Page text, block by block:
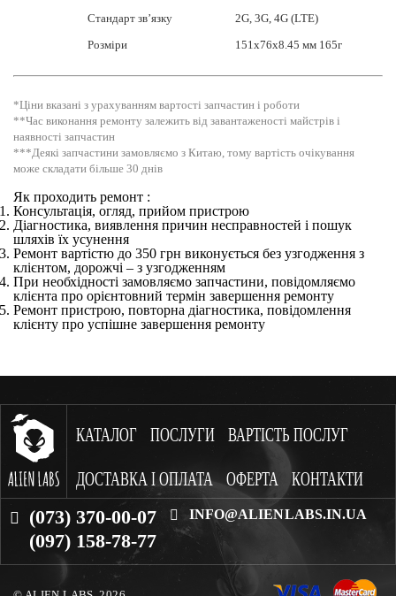
Стандарт зв’язку
Розміри
2G, 3G, 4G (LTE)
151x76x8.45 мм 165г
*Ціни вказані з урахуванням вартості запчастин і роботи
**Час виконання ремонту залежить від завантаженості майстрів і
наявності запчастин
***Деякі запчастини замовляємо з Китаю, тому вартість очікування
може складати більше 30 днів
Як проходить ремонт :
Консультація, огляд, прийом пристрою
Діагностика, виявлення причин несправностей і пошук
шляхів їх усунення
Ремонт вартістю до 350 грн виконується без узгодження з
клієнтом, дорожчі – з узгодженням
При необхідності замовляємо запчастини, повідомляємо
клієнта про орієнтовний термін завершення ремонту
Ремонт пристрою, повторна діагностика, повідомлення
клієнту про успішне завершення ремонту
КАТАЛОГ ПОСЛУГИ ВАРТІСТЬ ПОСЛУГ
ДОСТАВКА І ОПЛАТА ОФЕРТА КОНТАКТИ
(073) 370-00-07
(097) 158-78-77
INFO@ALIENLABS.IN.UA